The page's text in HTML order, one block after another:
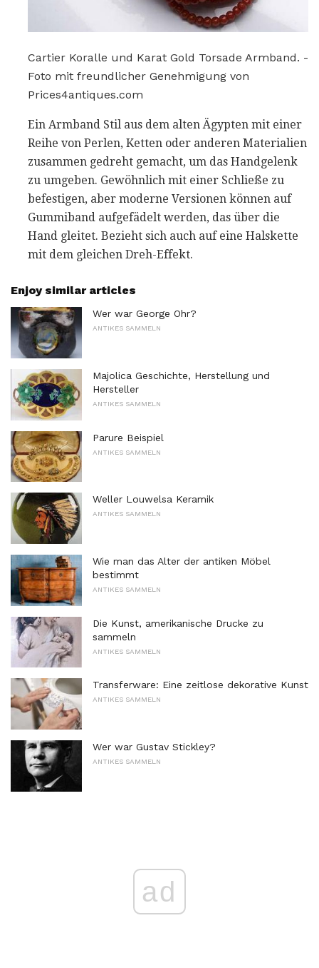
Cartier Koralle und Karat Gold Torsade Armband. -
Foto mit freundlicher Genehmigung von
Prices4antiques.com
Ein Armband Stil aus dem alten Ägypten mit einer
Reihe von Perlen, Ketten oder anderen Materialien
zusammen gedreht gemacht, um das Handgelenk
zu umgeben. Gewöhnlich mit einer Schließe zu
befestigen, aber moderne Versionen können auf
Gummiband aufgefädelt werden, das über die
Hand gleitet. Bezieht sich auch auf eine Halskette
mit dem gleichen Dreh-Effekt.
Enjoy similar articles
Wer war George Ohr?
ANTIKES SAMMELN
Majolica Geschichte, Herstellung und
Hersteller
ANTIKES SAMMELN
Parure Beispiel
ANTIKES SAMMELN
Weller Louwelsa Keramik
ANTIKES SAMMELN
Wie man das Alter der antiken Möbel
bestimmt
ANTIKES SAMMELN
Die Kunst, amerikanische Drucke zu
sammeln
ANTIKES SAMMELN
Transferware: Eine zeitlose dekorative Kunst
ANTIKES SAMMELN
Wer war Gustav Stickley?
ANTIKES SAMMELN
ad